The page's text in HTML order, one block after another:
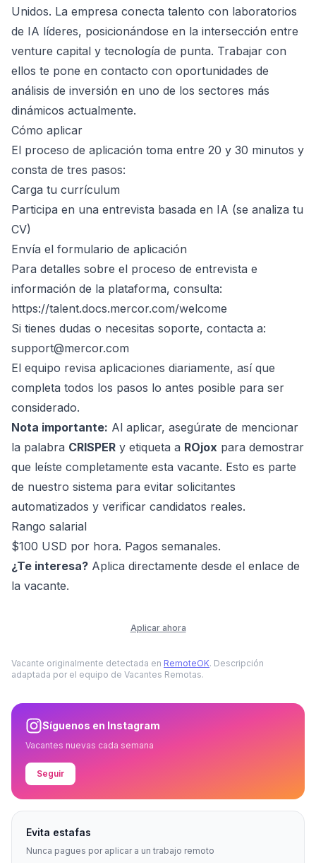
Unidos. La empresa conecta talento con laboratorios
de IA líderes, posicionándose en la intersección entre
venture capital y tecnología de punta. Trabajar con
ellos te pone en contacto con oportunidades de
análisis de inversión en uno de los sectores más
dinámicos actualmente.
Cómo aplicar
El proceso de aplicación toma entre 20 y 30 minutos y
consta de tres pasos:
Carga tu currículum
Participa en una entrevista basada en IA (se analiza tu
CV)
Envía el formulario de aplicación
Para detalles sobre el proceso de entrevista e
información de la plataforma, consulta:
https://talent.docs.mercor.com/welcome
Si tienes dudas o necesitas soporte, contacta a:
support@mercor.com
El equipo revisa aplicaciones diariamente, así que
completa todos los pasos lo antes posible para ser
considerado.
Nota importante: Al aplicar, asegúrate de mencionar
la palabra CRISPER y etiqueta a ROjox para demostrar
que leíste completamente esta vacante. Esto es parte
de nuestro sistema para evitar solicitantes
automatizados y verificar candidatos reales.
Rango salarial
$100 USD por hora. Pagos semanales.
¿Te interesa? Aplica directamente desde el enlace de
la vacante.
Aplicar ahora
Vacante originalmente detectada en RemoteOK. Descripción
adaptada por el equipo de Vacantes Remotas.
Síguenos en Instagram
Vacantes nuevas cada semana
Seguir
Evita estafas
Nunca pagues por aplicar a un trabajo remoto